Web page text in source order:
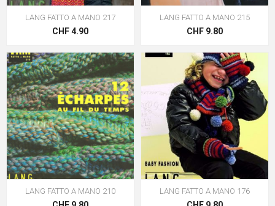
LANG FATTO A MANO 217
CHF 4.90
LANG FATTO A MANO 215
CHF 9.80
LANG FATTO A MANO 210 LANG FATTO A MANO 176